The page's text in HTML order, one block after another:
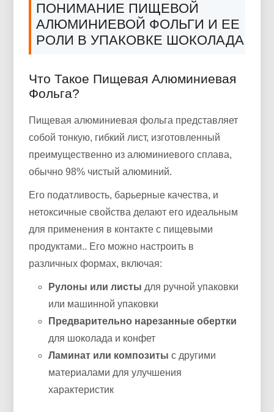
ПОНИМАНИЕ ПИЩЕВОЙ
АЛЮМИНИЕВОЙ ФОЛЬГИ И ЕЕ
РОЛИ В УПАКОВКЕ ШОКОЛАДА
Что Такое Пищевая Алюминиевая
Фольга?
Пищевая алюминиевая фольга представляет
собой тонкую, гибкий лист, изготовленный
преимущественно из алюминиевого сплава,
обычно 98% чистый алюминий.
Его податливость, барьерные качества, и
нетоксичные свойства делают его идеальным
для применения в контакте с пищевыми
продуктами.. Его можно настроить в
различных формах, включая:
Рулоны или листы для ручной упаковки
или машинной упаковки
Предварительно нарезанные обертки
для шоколада и конфет
Ламинат или композиты с другими
материалами для улучшения
характеристик